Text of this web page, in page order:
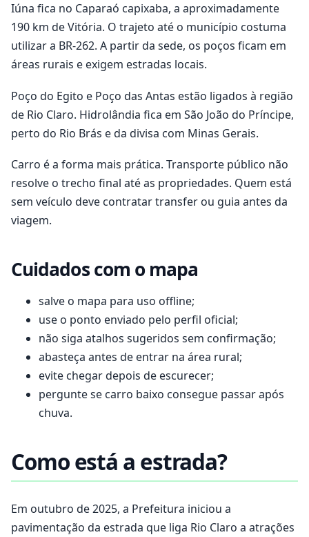
Iúna fica no Caparaó capixaba, a aproximadamente
190 km de Vitória. O trajeto até o município costuma
utilizar a BR-262. A partir da sede, os poços ficam em
áreas rurais e exigem estradas locais.
Poço do Egito e Poço das Antas estão ligados à região
de Rio Claro. Hidrolândia fica em São João do Príncipe,
perto do Rio Brás e da divisa com Minas Gerais.
Carro é a forma mais prática. Transporte público não
resolve o trecho final até as propriedades. Quem está
sem veículo deve contratar transfer ou guia antes da
viagem.
Cuidados com o mapa
salve o mapa para uso offline;
use o ponto enviado pelo perfil oficial;
não siga atalhos sugeridos sem confirmação;
abasteça antes de entrar na área rural;
evite chegar depois de escurecer;
pergunte se carro baixo consegue passar após
chuva.
Como está a estrada?
Em outubro de 2025, a Prefeitura iniciou a
pavimentação da estrada que liga Rio Claro a atrações